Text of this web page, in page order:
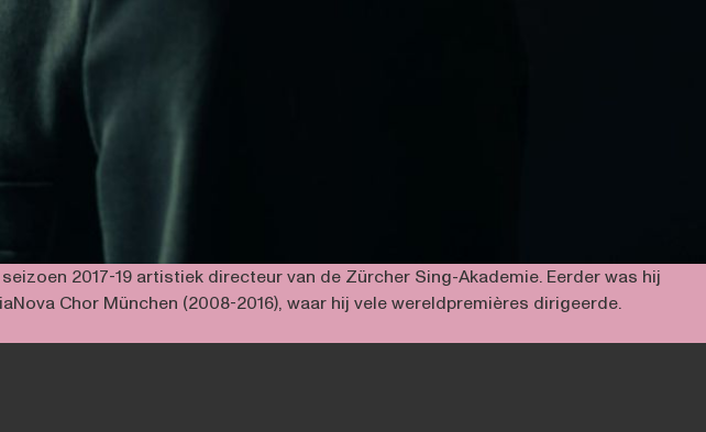
2017-19 artistiek directeur van de Zürcher Sing-Akademie. Eerder was hij
Chor München (2008-2016), waar hij vele wereldpremières dirigeerde.